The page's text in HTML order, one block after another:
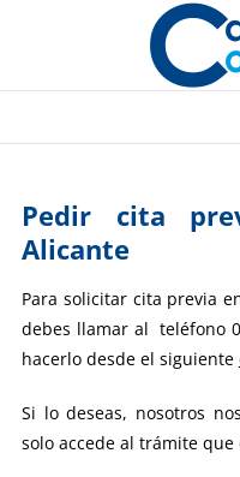
de
conducir
Carnet
de
conducir
Pedir cita
Alicante
Para solicitar cita previa
debes llamar al teléfono
hacerlo desde el siguiente
Si lo deseas, nosotros
solo accede al trámite que